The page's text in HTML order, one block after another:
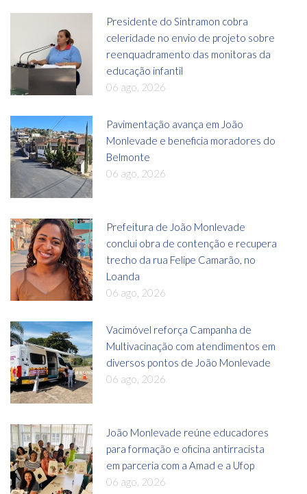
Presidente do Sintramon cobra
celeridade no envio de projeto sobre
reenquadramento das monitoras da
educação infantil
06 ago, 2026
Pavimentação avança em João
Monlevade e beneficia moradores do
Belmonte
06 ago, 2026
Prefeitura de João Monlevade
conclui obra de contenção e recupera
trecho da rua Felipe Camarão, no
Loanda
06 ago, 2026
Vacimóvel reforça Campanha de
Multivacinação com atendimentos em
diversos pontos de João Monlevade
06 ago, 2026
João Monlevade reúne educadores
para formação e oficina antirracista
em parceria com a Amad e a Ufop
06 ago, 2026